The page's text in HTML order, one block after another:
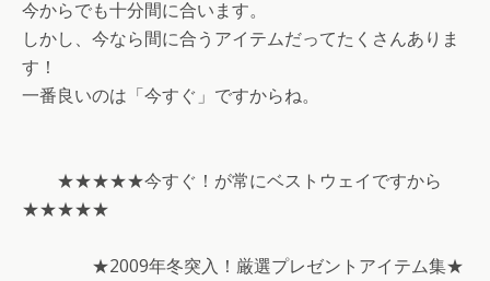
今からでも十分間に合います。
しかし、今なら間に合うアイテムだってたくさんありま
す！
一番良いのは「今すぐ」ですからね。
★★★★★今すぐ！が常にベストウェイですから
★★★★★
★2009年冬突入！厳選プレゼントアイテム集★